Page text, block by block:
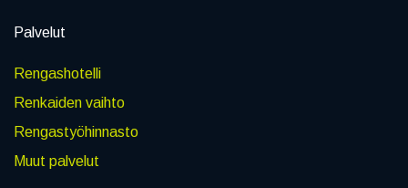
Palvelut
Rengashotelli
Renkaiden vaihto
Rengastyöhinnasto
Muut palvelut